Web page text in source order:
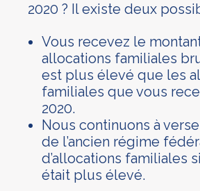
2020 ? Il existe deux
Vous recevez le
allocations familiales
est plus élevé que les
familiales que vous
2020.
Nous continuons à
de l’ancien régime
d’allocations familiales
était plus élevé.